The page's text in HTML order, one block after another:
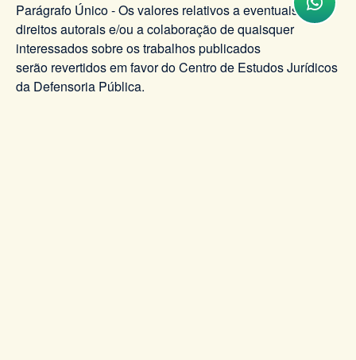
Parágrafo Único - Os valores relativos a eventuais
direitos autorais e/ou a colaboração de quaisquer
interessados sobre os trabalhos publicados
serão revertidos em favor do Centro de Estudos Jurídicos
da Defensoria Pública.